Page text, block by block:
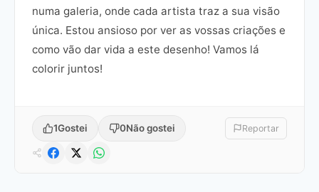
numa galeria, onde cada artista traz a sua visão
única. Estou ansioso por ver as vossas criações e
como vão dar vida a este desenho! Vamos lá
colorir juntos!
1Gostei 0Não gostei Reportar